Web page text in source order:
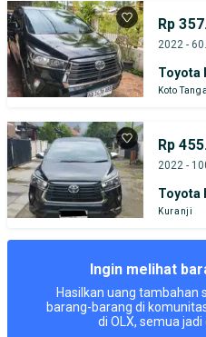
Rp
2022 -
Toyota
Koto
Rp
2022 -
Toyota
Kuranji
Ingin melihat
Hasilkan uang tambahan
barang-barang di
di OLX, semua